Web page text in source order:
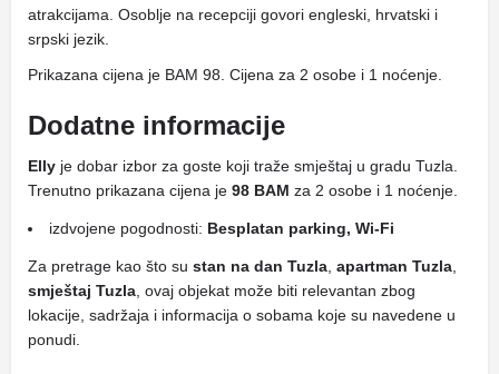
atrakcijama. Osoblje na recepciji govori engleski, hrvatski i
srpski jezik.
Prikazana cijena je BAM 98. Cijena za 2 osobe i 1 noćenje.
Dodatne informacije
Elly je dobar izbor za goste koji traže smještaj u gradu Tuzla.
Trenutno prikazana cijena je 98 BAM za 2 osobe i 1 noćenje.
izdvojene pogodnosti: Besplatan parking, Wi-Fi
Za pretrage kao što su stan na dan Tuzla apartman Tuzla
smještaj Tuzla , ovaj objekat može biti relevantan zbog
lokacije, sadržaja i informacija o sobama koje su navedene u
ponudi.